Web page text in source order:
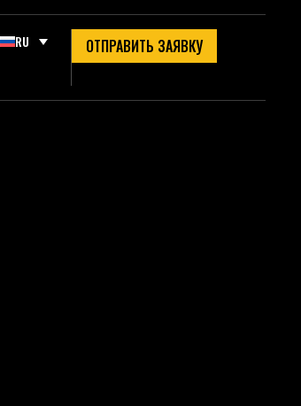
RU ОТПРАВИТЬ ЗАЯВКУ